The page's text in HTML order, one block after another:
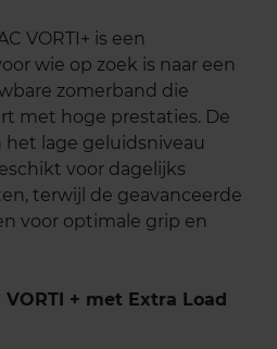
VORTI+ is een
wie op zoek is naar een
zomerband die
met hoge prestaties. De
het lage geluidsniveau
voor dagelijks
terwijl de geavanceerde
voor optimale grip en
VORTI + met Extra Load